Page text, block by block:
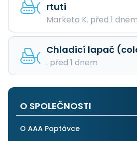
rtuti
Marketa K. před 1 dnem
Chladicí lapač
. před 1 dnem
O SPOLEČNOSTI
O AAA Poptávce